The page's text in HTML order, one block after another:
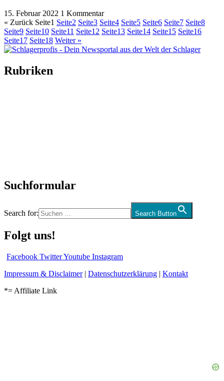
15. Februar 2022 1 Kommentar
« Zurück Seite1 Seite2 Seite3 Seite4 Seite5 Seite6 Seite7 Seite8
Seite9 Seite10 Seite11 Seite12 Seite13 Seite14 Seite15 Seite16
Seite17 Seite18 Weiter »
Rubriken
Suchformular
Search for: Search Button
Folgt uns!
Facebook TwitterYoutube Instagram
Impressum & Disclaimer| Datenschutzerklärung | Kontakt
*= Affiliate Link